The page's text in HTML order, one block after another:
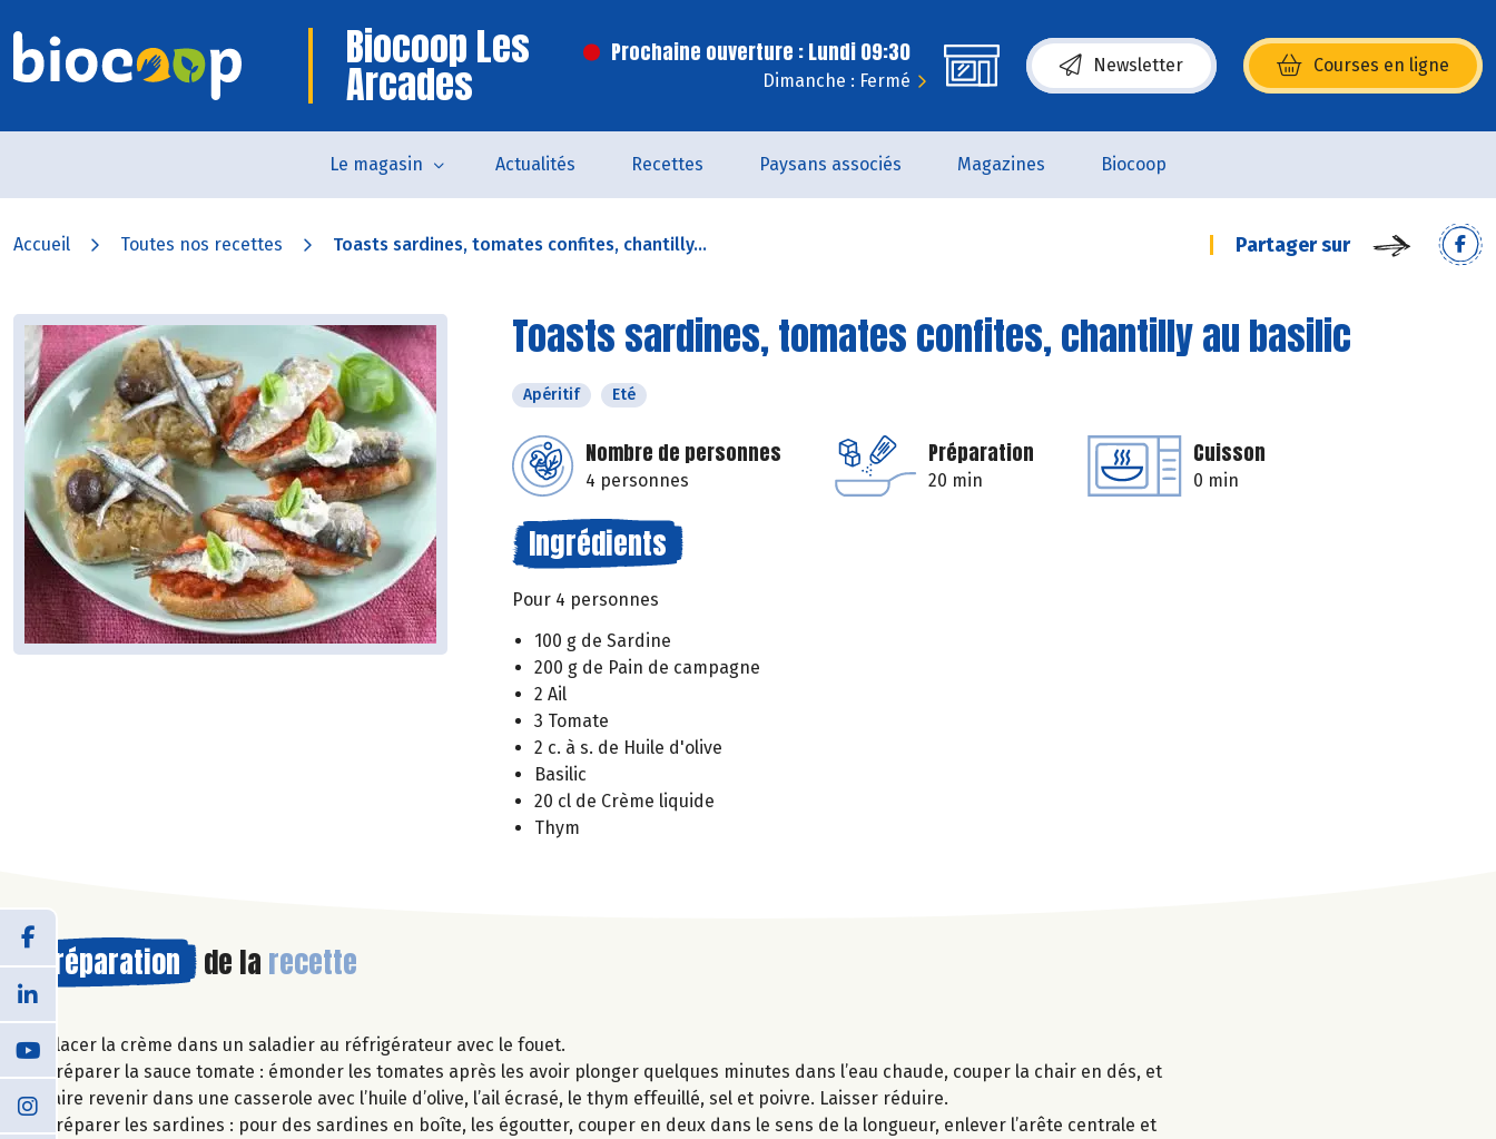
Biocoop Les
Arcades
Prochaine ouverture : Lundi 09:30
Dimanche : Fermé
Newsletter Courses en ligne
(s’ouvre dans une nouvelle fenêtre)
Le magasin Actualités Recettes Paysans associés Magazines Biocoop
Accueil Toutes nos recettes Toasts sardines, tomates confites, chantilly... Partager sur
Toasts sardines, tomates confites, chantilly au basilic
Apéritif Eté
Nombre de personnes
4 personnes
Préparation
20 min
Cuisson
0 min
Ingrédients
Pour 4 personnes
100 g de Sardine
200 g de Pain de campagne
2 Ail
3 Tomate
2 c. à s. de Huile d'olive
Basilic
20 cl de Crème liquide
Thym
Préparation de la recette
Placer la crème dans un saladier au réfrigérateur avec le fouet.
Préparer la sauce tomate : émonder les tomates après les avoir plonger quelques minutes dans l’eau chaude, couper la chair en dés, et
faire revenir dans une casserole avec l’huile d’olive, l’ail écrasé, le thym effeuillé, sel et poivre. Laisser réduire.
Préparer les sardines : pour des sardines en boîte, les égoutter, couper en deux dans le sens de la longueur, enlever l’arête centrale et